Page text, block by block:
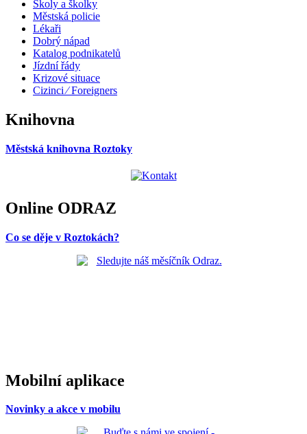
Školy a školky
Městská policie
Lékaři
Dobrý nápad
Katalog podnikatelů
Jízdní řády
Krizové situace
Cizinci ⁄ Foreigners
Knihovna
Městská knihovna Roztoky
Online ODRAZ
Co se děje v Roztokách?
Mobilní aplikace
Novinky a akce v mobilu